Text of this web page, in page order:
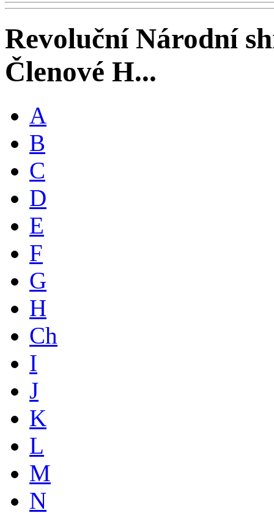
Revoluční Národní
Členové H...
A
B
C
D
E
F
G
H
Ch
I
J
K
L
M
N